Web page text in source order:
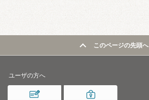
このページの先頭へ
ユーザの方へ